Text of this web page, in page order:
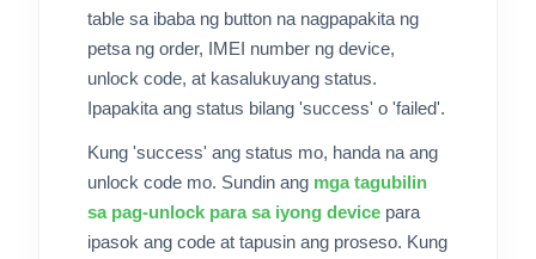
table sa ibaba ng button na nagpapakita ng
petsa ng order, IMEI number ng device,
unlock code, at kasalukuyang status.
Ipapakita ang status bilang 'success' o 'failed'.
Kung 'success' ang status mo, handa na ang
unlock code mo. Sundin ang mga tagubilin
sa pag-unlock para sa iyong device para
ipasok ang code at tapusin ang proseso. Kung